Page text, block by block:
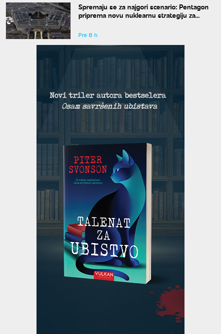
Spremaju se za najgori scenario: Pentagon
priprema novu nuklearnu strategiju za
Pre 8 h